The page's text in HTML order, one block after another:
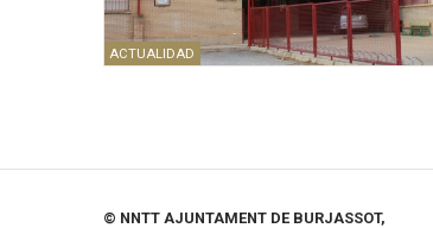
ACTUALIDAD
© NNTT AJUNTAMENT DE BURJASSOT,